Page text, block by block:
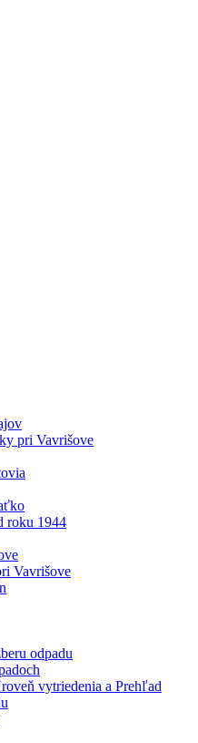
pri Vavrišove
roku 1944
Vavrišove
odpadu
vytriedenia a Prehľad